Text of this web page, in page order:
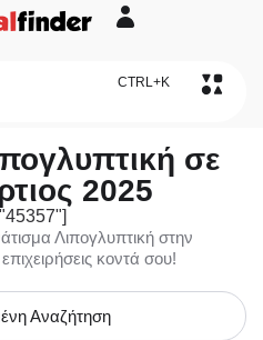
CTRL+K
σε
2025
Λιπογλυπτική στην
κοντά σου!
Αναζήτηση